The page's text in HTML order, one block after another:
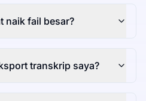
naik fail besar?
transkrip saya?